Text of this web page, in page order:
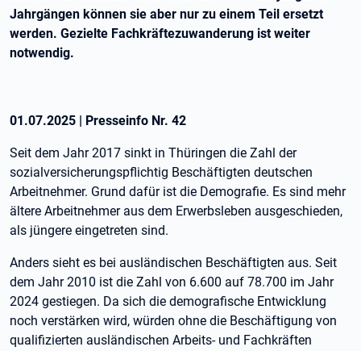
Jahrgängen können sie aber nur zu einem Teil ersetzt
werden. Gezielte Fachkräftezuwanderung ist weiter
notwendig.
01.07.2025 | Presseinfo Nr. 42
Seit dem Jahr 2017 sinkt in Thüringen die Zahl der
sozialversicherungspflichtig Beschäftigten deutschen
Arbeitnehmer. Grund dafür ist die Demografie. Es sind mehr
ältere Arbeitnehmer aus dem Erwerbsleben ausgeschieden,
als jüngere eingetreten sind.
Anders sieht es bei ausländischen Beschäftigten aus. Seit
dem Jahr 2010 ist die Zahl von 6.600 auf 78.700 im Jahr
2024 gestiegen. Da sich die demografische Entwicklung
noch verstärken wird, würden ohne die Beschäftigung von
qualifizierten ausländischen Arbeits- und Fachkräften